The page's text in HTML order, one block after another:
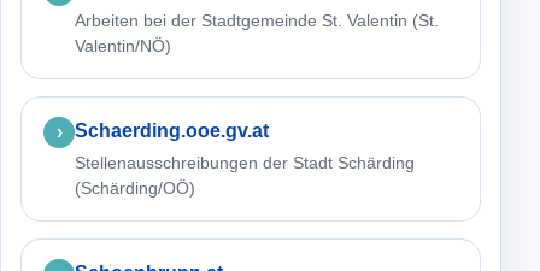
Arbeiten bei der Stadtgemeinde St. Valentin (St.
Valentin/NÖ)
Schaerding.ooe.gv.at
Stellenausschreibungen der Stadt Schärding
(Schärding/OÖ)